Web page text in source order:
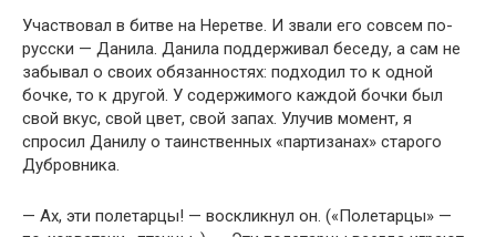
Участвовал в битве на Неретве. И звали его совсем по-
русски — Данила. Данила поддерживал беседу, а сам не
забывал о своих обязанностях: подходил то к одной
бочке, то к другой. У содержимого каждой бочки был
свой вкус, свой цвет, свой запах. Улучив момент, я
спросил Данилу о таинственных «партизанах» старого
Дубровника.
— Ах, эти полетарцы! — воскликнул он. («Полетарцы» —